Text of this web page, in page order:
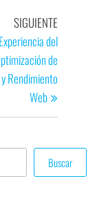
SIGUIENTE
del
de
Rendimiento
Web
Buscar